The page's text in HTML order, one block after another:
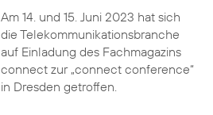
Am 14. und 15. Juni 2023 hat sich
die Telekommunikationsbranche
auf Einladung des Fachmagazins
connect zur „connect conference“
in Dresden getroffen.